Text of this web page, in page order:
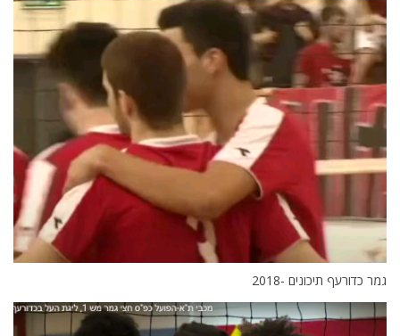
גמר כדורעף תיכונים -2018